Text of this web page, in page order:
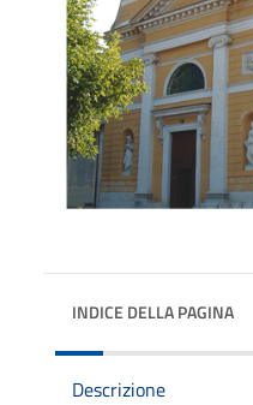
INDICE DELLA PAGINA
Descrizione